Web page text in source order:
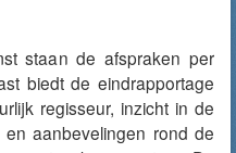
staan de afspraken per
biedt de eindrapportage
regisseur, inzicht in de
aanbevelingen rond de